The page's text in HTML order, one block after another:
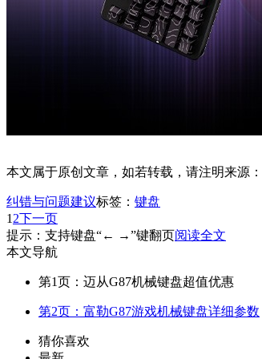
本文属于原创文章，如若转载，请注明来源：
纠错与问题建议标签： 键盘
1 2下一页
提示：支持键盘“← →”键翻页阅读全文
本文导航
第1页：迈从G87机械键盘超值优惠
第2页：富勒G87游戏机械键盘详细参数
猜你喜欢